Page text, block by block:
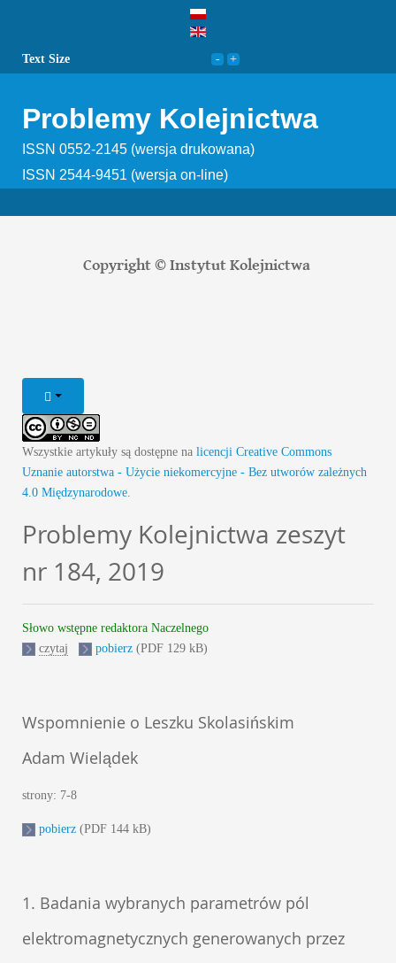
Text Size
Problemy Kolejnictwa
ISSN 0552-2145 (wersja drukowana)
ISSN 2544-9451 (wersja on-line)
Copyright © Instytut Kolejnictwa
Wszystkie artykuły są dostępne na licencji Creative Commons
Uznanie autorstwa - Użycie niekomercyjne - Bez utworów zależnych
4.0 Międzynarodowe.
Problemy Kolejnictwa zeszyt
nr 184, 2019
Słowo wstępne redaktora Naczelnego
czytaj
pobierz (PDF 129 kB)
Wspomnienie o Leszku Skolasińskim
Adam Wielądek
strony: 7-8
pobierz (PDF 144 kB)
1. Badania wybranych parametrów pól
elektromagnetycznych generowanych przez